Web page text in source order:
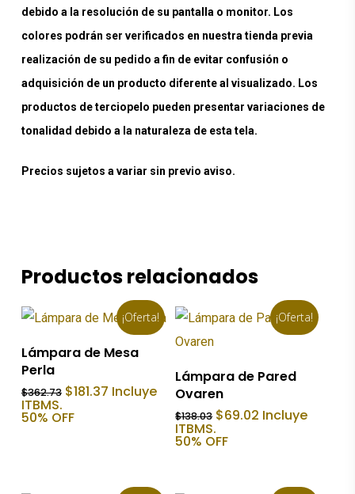
debido a la resolución de su pantalla o monitor. Los
colores podrán ser verificados en nuestra tienda previa
realización de su pedido a fin de evitar confusión o
adquisición de un producto diferente al visualizado. Los
productos de terciopelo pueden presentar variaciones de
tonalidad debido a la naturaleza de esta tela.
Precios sujetos a variar sin previo aviso.
Productos relacionados
¡Oferta!
Añadir Al Carrito
Lámpara de Mesa
Perla
$362.73 El
original
$181.37El
precio
Incluye
ITBMS.
50% OFF
¡Oferta!
Añadir Al Carrito
Lámpara de Pared
Ovaren
$138.03 El
precio
original
$69.02 El
precio
Incluye
ITBMS.
50% OFF